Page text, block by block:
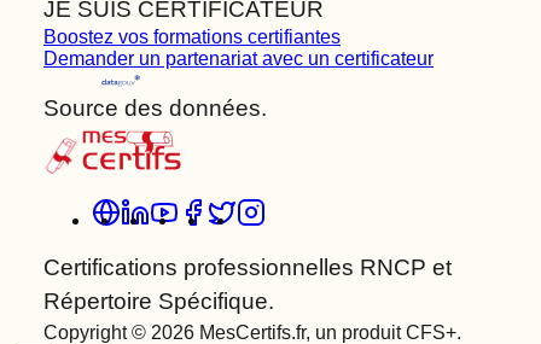
JE SUIS CERTIFICATEUR
Boostez vos formations certifiantes
Demander un partenariat avec un certificateur
Source des données.
Certifications professionnelles RNCP et
Répertoire Spécifique.
Copyright © 2026 MesCertifs.fr, un produit CFS+.